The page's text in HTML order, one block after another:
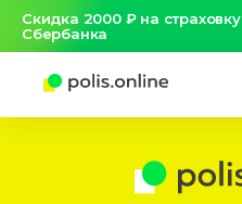
Скидка 2000 ₽ на
Сбербанка